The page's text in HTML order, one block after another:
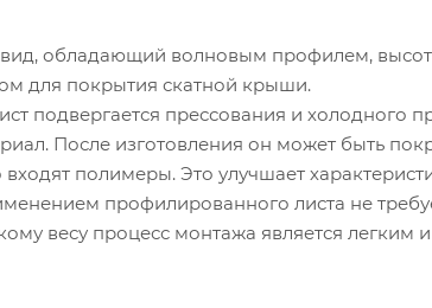
обладающий волновым профилем, высота
для покрытия скатной крыши.
подвергается прессования и холодного
После изготовления он может быть
полимеры. Это улучшает
профилированного листа не
весу процесс монтажа является легким